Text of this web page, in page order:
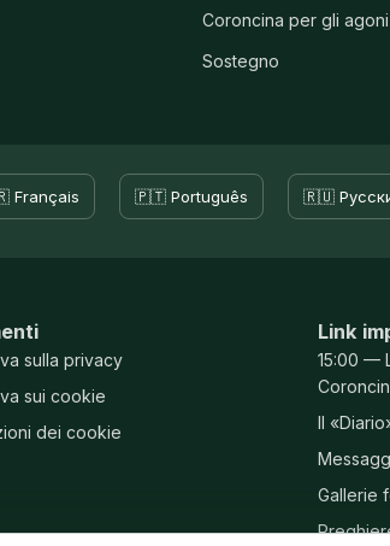
Coroncina per gli
Sostegno
Français 🇵🇹 Português 🇷🇺
sulla privacy
sui cookie
dei cookie
Link
15:00 —
Il
Gallerie